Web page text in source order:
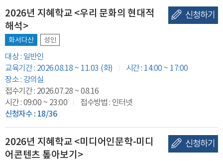
2026년 지혜학교 <우리 문화의 현대적
해석>
화서다산 성인
대상 : 일반인
교육기간 : 2026.08.18 ~ 11.03 (화)
시간 : 14:00 ~ 17:00
장소 : 강의실
접수기간 : 2026.07.28 ~ 08.16
시간 : 09:00 ~ 23:00
접수방법 : 인터넷
신청자수 : 18/36
신청하기
2026년 지혜학교 <미디어인문학-미디
어콘텐츠 톺아보기>
신청하기